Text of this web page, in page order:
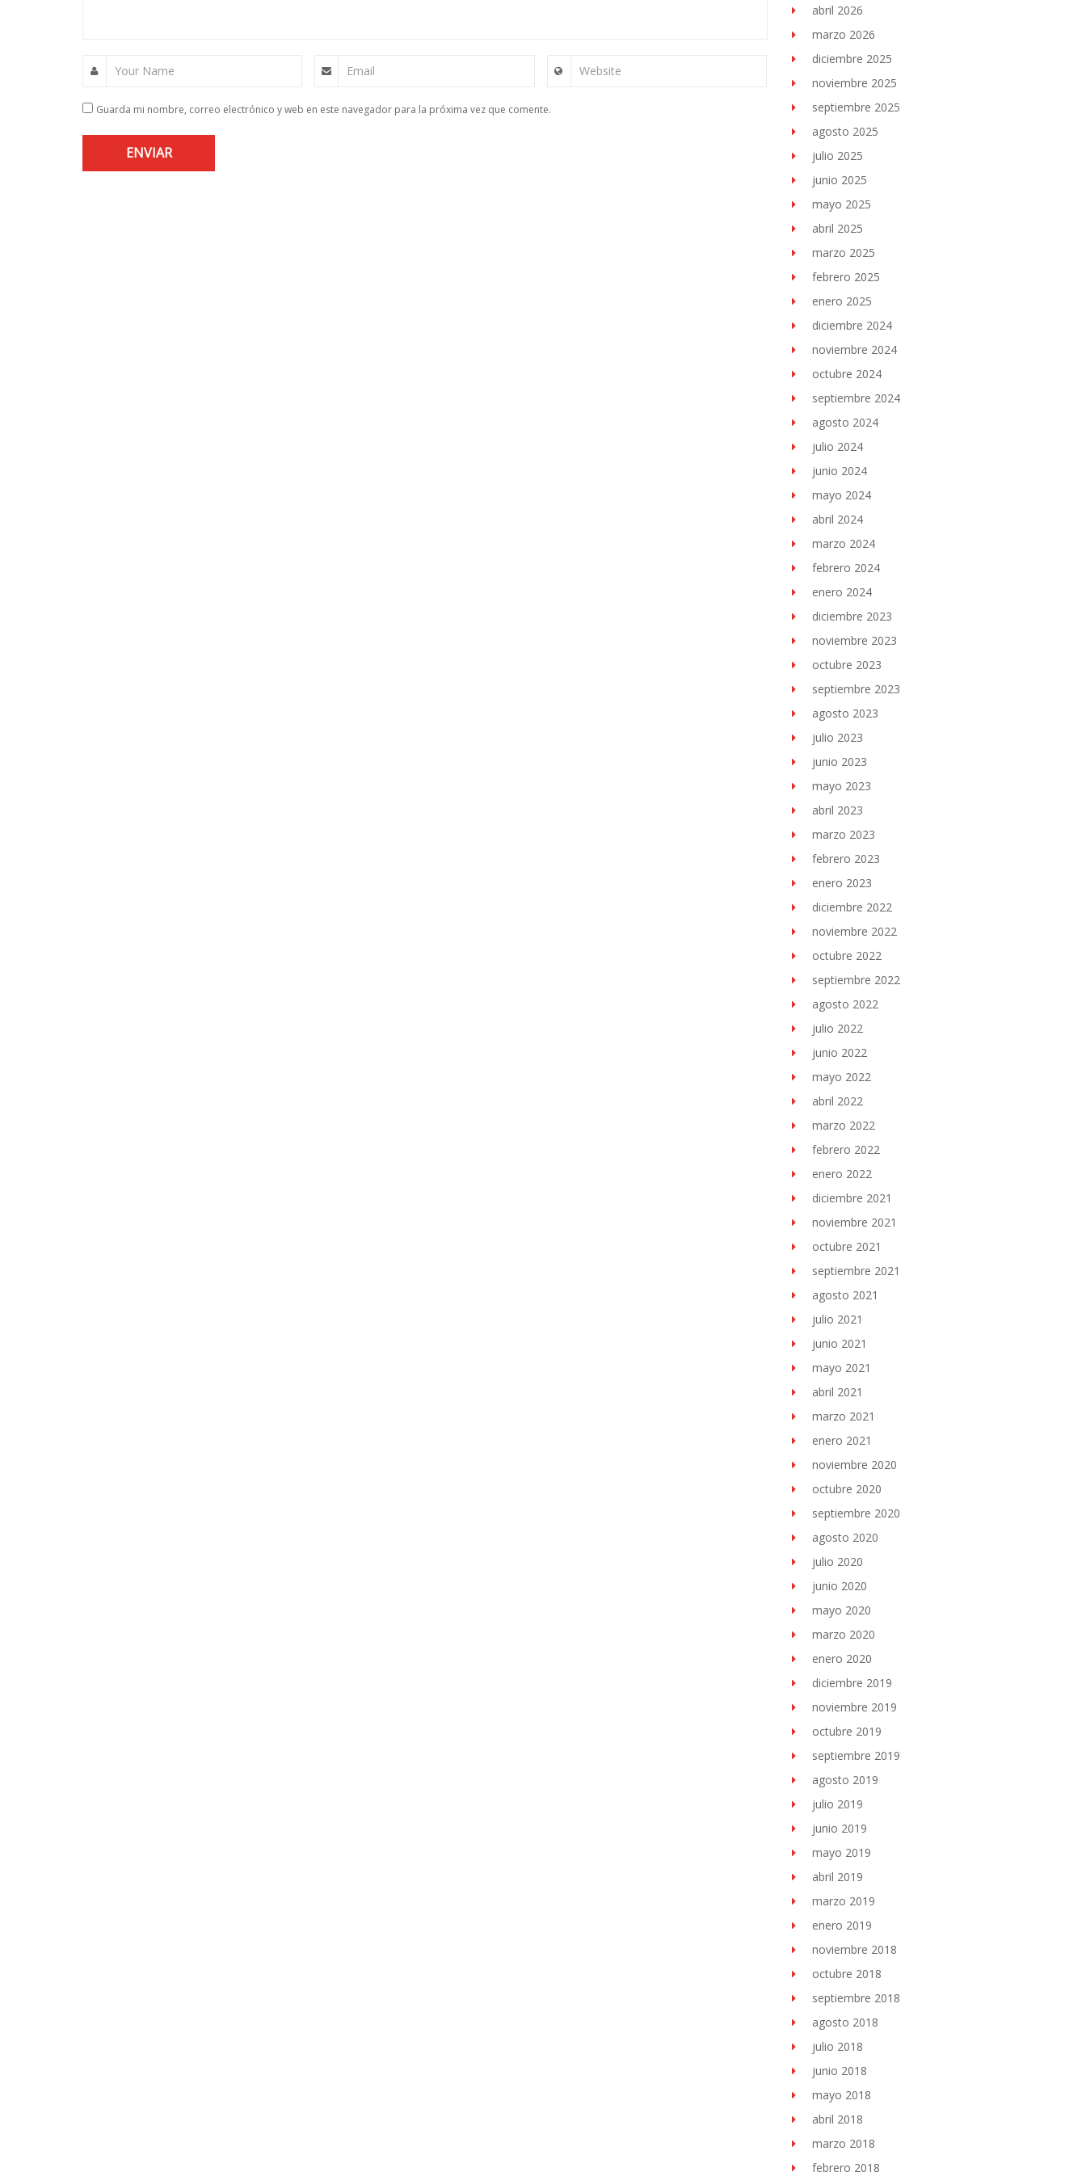
Your Name Email Website
Guarda mi nombre, correo electrónico y web en este navegador para la próxima vez que comente.
abril 2026
marzo 2026
diciembre 2025
noviembre 2025
septiembre 2025
agosto 2025
julio 2025
junio 2025
mayo 2025
abril 2025
marzo 2025
febrero 2025
enero 2025
diciembre 2024
noviembre 2024
octubre 2024
septiembre 2024
agosto 2024
julio 2024
junio 2024
mayo 2024
abril 2024
marzo 2024
febrero 2024
enero 2024
diciembre 2023
noviembre 2023
octubre 2023
septiembre 2023
agosto 2023
julio 2023
junio 2023
mayo 2023
abril 2023
marzo 2023
febrero 2023
enero 2023
diciembre 2022
noviembre 2022
octubre 2022
septiembre 2022
agosto 2022
julio 2022
junio 2022
mayo 2022
abril 2022
marzo 2022
febrero 2022
enero 2022
diciembre 2021
noviembre 2021
octubre 2021
septiembre 2021
agosto 2021
julio 2021
junio 2021
mayo 2021
abril 2021
marzo 2021
enero 2021
noviembre 2020
octubre 2020
septiembre 2020
agosto 2020
julio 2020
junio 2020
mayo 2020
marzo 2020
enero 2020
diciembre 2019
noviembre 2019
octubre 2019
septiembre 2019
agosto 2019
julio 2019
junio 2019
mayo 2019
abril 2019
marzo 2019
enero 2019
noviembre 2018
octubre 2018
septiembre 2018
agosto 2018
julio 2018
junio 2018
mayo 2018
abril 2018
marzo 2018
febrero 2018